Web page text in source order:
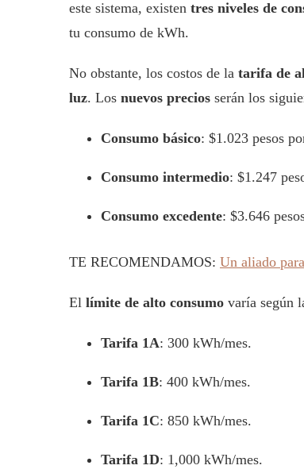
este sistema, existen tres niveles de
tu consumo de kWh.
No obstante, los costos de la tarifa de
luz. Los nuevos precios serán los
Consumo básico: $1.023 pesos
Consumo intermedio: $1.247
Consumo excedente: $3.646
TE RECOMENDAMOS: Un aliado
El límite de alto consumo varía según
Tarifa 1A: 300 kWh/mes.
Tarifa 1B: 400 kWh/mes.
Tarifa 1C: 850 kWh/mes.
Tarifa 1D: 1,000 kWh/mes.